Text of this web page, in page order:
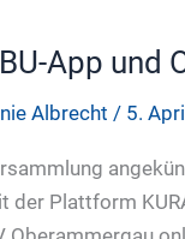
App und
Albrecht / 5.
Plattform